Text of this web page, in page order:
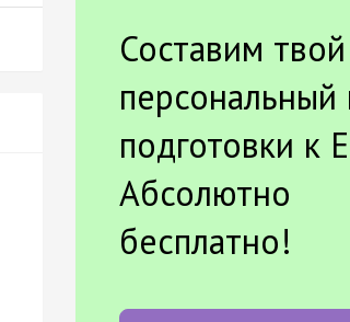
Составим твой
персональный
подготовки к
Абсолютно
бесплатно!